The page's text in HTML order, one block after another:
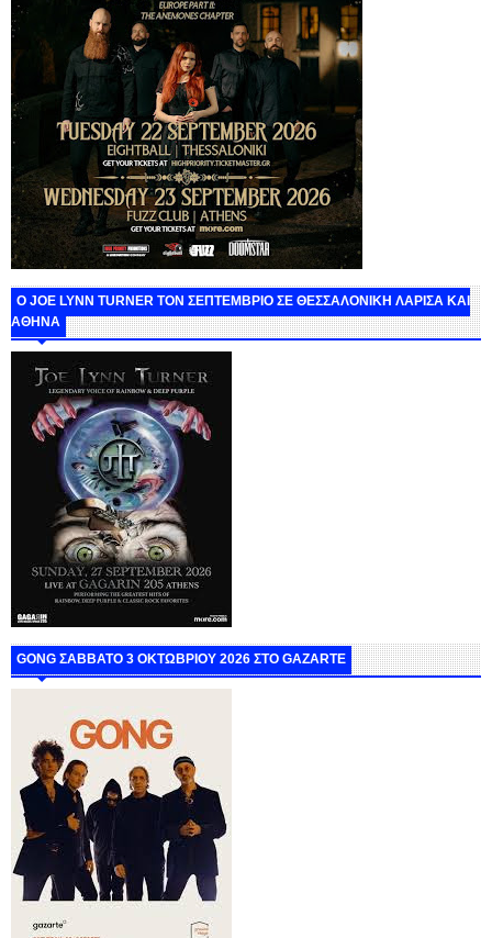
O JOE LYNN TURNER ΤΟΝ ΣΕΠΤΕΜΒΡΙΟ ΣΕ ΘΕΣΣΑΛΟΝΙΚΗ ΛΑΡΙΣΑ ΚΑΙ
ΑΘΗΝΑ
GONG ΣΑΒΒΑΤΟ 3 ΟΚΤΩΒΡΙΟΥ 2026 ΣΤΟ GAZARTE